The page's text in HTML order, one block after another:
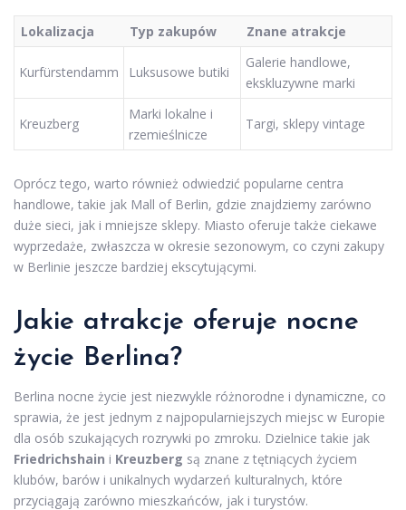
Lokalizacja Typ zakupów Znane atrakcje
Kurfürstendamm Luksusowe butiki
Galerie handlowe,
ekskluzywne marki
Kreuzberg
Marki lokalne i
rzemieślnicze
Targi, sklepy vintage
Oprócz tego, warto również odwiedzić popularne centra
handlowe, takie jak Mall of Berlin, gdzie znajdziemy zarówno
duże sieci, jak i mniejsze sklepy. Miasto oferuje także ciekawe
wyprzedaże, zwłaszcza w okresie sezonowym, co czyni zakupy
w Berlinie jeszcze bardziej ekscytującymi.
Jakie atrakcje oferuje nocne
życie Berlina?
Berlina nocne życie jest niezwykle różnorodne i dynamiczne, co
sprawia, że jest jednym z najpopularniejszych miejsc w Europie
dla osób szukających rozrywki po zmroku. Dzielnice takie jak
Friedrichshain i Kreuzberg są znane z tętniących życiem
klubów, barów i unikalnych wydarzeń kulturalnych, które
przyciągają zarówno mieszkańców, jak i turystów.